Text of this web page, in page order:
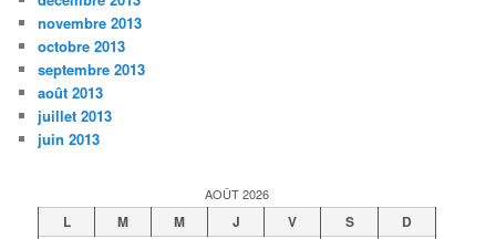
novembre 2013
octobre 2013
septembre 2013
août 2013
juillet 2013
juin 2013
AOÛT 2026
L M M J V S
D